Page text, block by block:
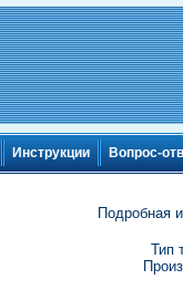
Инструкции Вопрос-
Подробная
Тип